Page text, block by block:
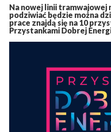
Na nowej linii tramwajowej
podziwiać będzie można
prace znajdą się na 10
Przystankami Dobrej